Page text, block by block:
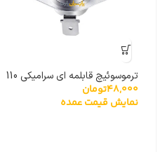
ترموسوئیچ قابلمه ای سرامیکی 110
درجه
48,000تومان
نمایش قیمت عمده